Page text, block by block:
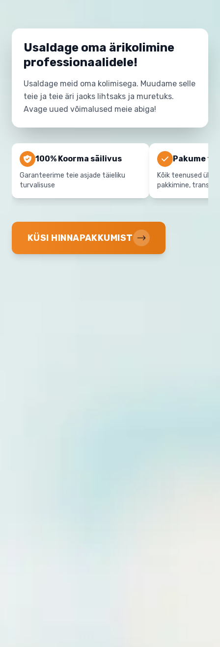
Usaldage oma ärikolimine
professionaalidele!
Usaldage meid oma kolimisega. Muudame selle
teie ja teie äri jaoks lihtsaks ja muretuks.
Avage uued võimalused meie abiga!
100% Koorma säilivus
Garanteerime teie asjade täieliku
turvalisuse
Pakume
Kõik teenused
pakkimine,
KÜSI HINNAPAKKUMIST